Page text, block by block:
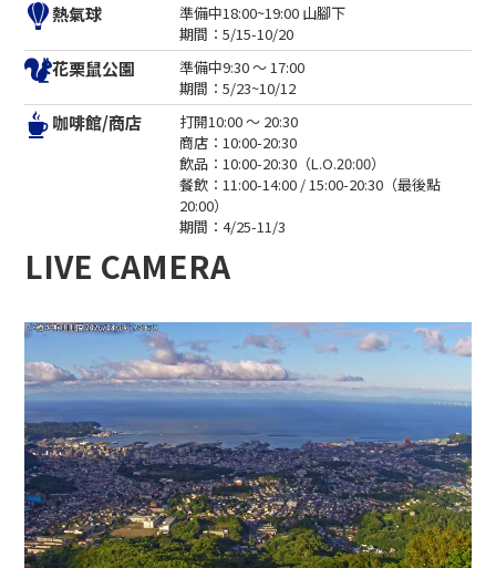
新雪谷安努普利國際滑雪場
小樽藤
新雪谷溫泉鄉 Ikoinoyu Inn 伊呂波
小樽市政府
小樽觀光協會
小樽玻璃工作室
熱氣球 準備中18:00~19:00 山腳下
期間：5/15-10/20
花栗鼠公園 準備中9:30 ～ 17:00
期間：5/23~10/12
咖啡館/商店 打開10:00 ～ 20:30
商店：10:00-20:30
飲品：10:00-20:30（L.O.20:00）
餐飲：11:00-14:00 / 15:00-20:30（最後點
20:00）
期間：4/25-11/3
LIVE CAMERA